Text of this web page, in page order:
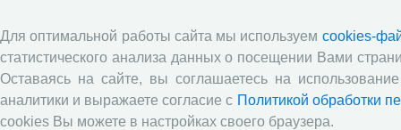
Для оптимальной работы сайта мы используем cookies-
статистического анализа данных о посещении Вами
Оставаясь на сайте, вы соглашаетесь на
аналитики и выражаете согласие с Политикой обработки
cookies Вы можете в настройках своего браузера.